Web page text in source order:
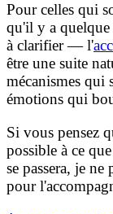
Pour celles qui
qu'il y a quelque
à clarifier — l'
être une suite
mécanismes qui
émotions qui
Si vous pensez
possible à ce
se passera, je
pour